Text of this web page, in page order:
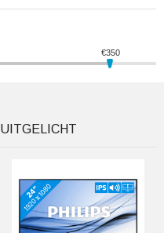
€350
UITGELICHT